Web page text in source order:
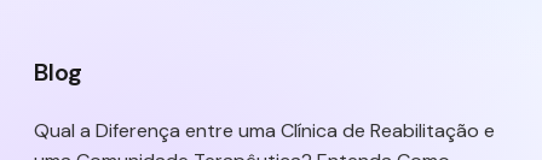
Blog
Qual a Diferença entre uma Clínica de Reabilitação e